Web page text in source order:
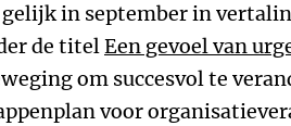
in september in
de titelEen gevoel van
om succesvol te
voor